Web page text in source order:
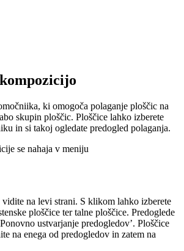
ki omogoča polaganje ploščic na
skupin ploščic. Ploščice lahko izberete
in si takoj ogledate predogled polaganja.
se nahaja v meniju
na levi strani. S klikom lahko izberete
ploščice ter talne ploščice. Predoglede
ustvarjanje predogledov’. Ploščice
na enega od predogledov in zatem na